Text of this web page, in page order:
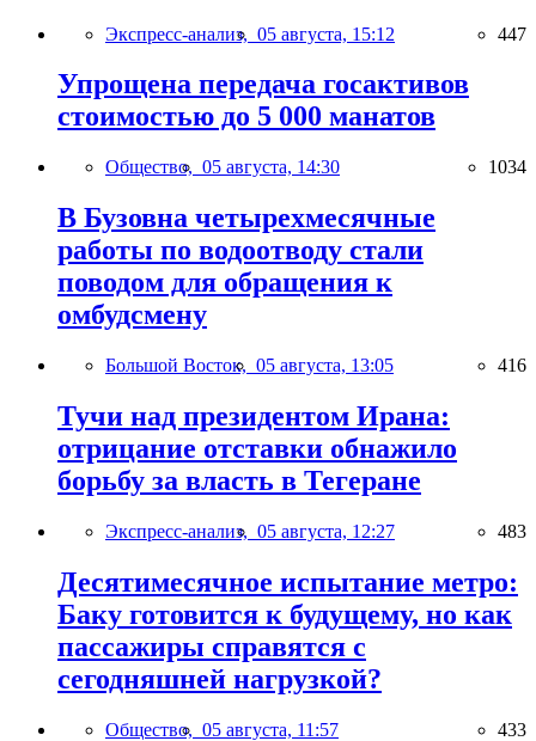
Экспресс-анализ, 05 августа, 15:12 447
Упрощена передача госактивов
стоимостью до 5 000 манатов
Общество, 05 августа, 14:30 1034
В Бузовна четырехмесячные
работы по водоотводу стали
поводом для обращения к
омбудсмену
Большой Восток, 05 августа, 13:05 416
Тучи над президентом Ирана:
отрицание отставки обнажило
борьбу за власть в Тегеране
Экспресс-анализ, 05 августа, 12:27 483
Десятимесячное испытание метро:
Баку готовится к будущему, но как
пассажиры справятся с
сегодняшней нагрузкой?
Общество, 05 августа, 11:57 433